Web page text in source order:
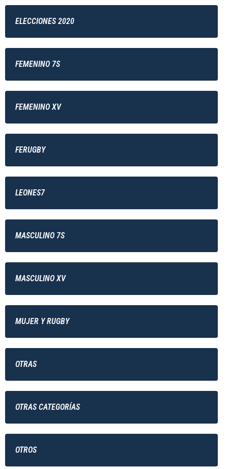
ELECCIONES 2020
FEMENINO 7S
FEMENINO XV
FERUGBY
LEONES7
MASCULINO 7S
MASCULINO XV
MUJER Y RUGBY
OTRAS
OTRAS CATEGORÍAS
OTROS